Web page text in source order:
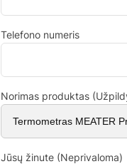
Telefono numeris
Norimas produktas
Jūsų žinute (Neprivaloma)